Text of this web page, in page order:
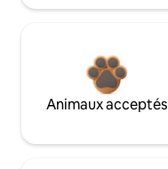
Animaux acceptés